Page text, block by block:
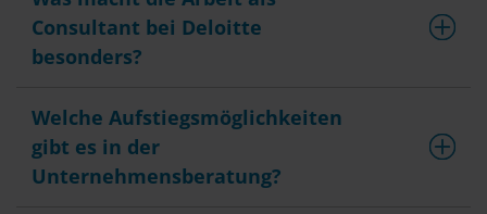
Consultant bei Deloitte
besonders?
Welche Aufstiegsmöglichkeiten
gibt es in der
Unternehmensberatung?